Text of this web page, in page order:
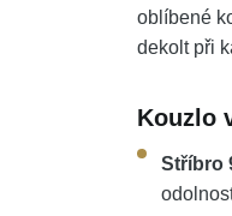
oblíbené
dekolt při
Kouzlo
Stříbro